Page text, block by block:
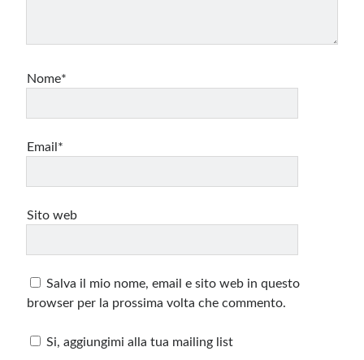
Nome*
Email*
Sito web
Salva il mio nome, email e sito web in questo
browser per la prossima volta che commento.
Si, aggiungimi alla tua mailing list